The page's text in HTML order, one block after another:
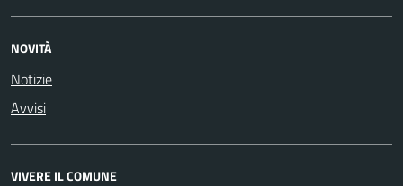
NOVITÀ
Notizie
Avvisi
VIVERE IL COMUNE